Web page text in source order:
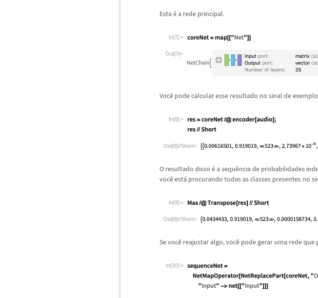
Esta éa rede principal.
In[7]:=
Out[7]=
Você pode calcular esse resultado no sinal de
In[8]:=
Out[8]//Short=
O resultado disso éa sequência de probabilidades
vocêestá procurando todas as classes presentes no
In[9]:=
Out[9]//Short=
Se você reajustar algo, você pode gerar uma rede que
In[10]:=